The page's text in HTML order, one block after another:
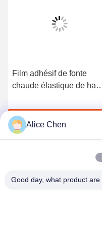
Film adhésif de fonte
chaude élastique de
3412
Discuter Maintenant
Alice Chen
Good day, what product